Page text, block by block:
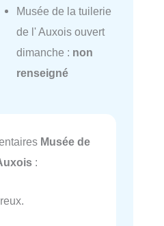
Musée de la tuilerie
de l' Auxois ouvert
dimanche : non
renseigné
Musée de
: